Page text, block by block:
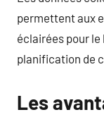
permettent aux
éclairées pour
planification de
Les